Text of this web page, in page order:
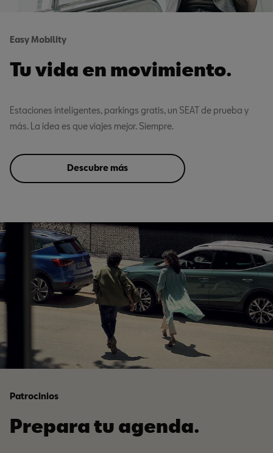
Easy Mobility
Tu vida en movimiento.
Estaciones inteligentes, parkings gratis, un SEAT de prueba y
más. La idea es que viajes mejor. Siempre.
Descubre más
Patrocinios
Prepara tu agenda.